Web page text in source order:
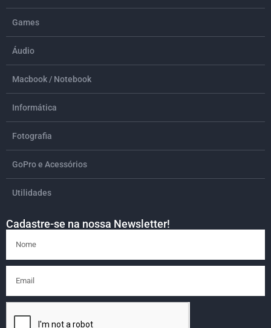
Games
Áudio
Macbook / Notebook
Informática
Fotografia
GoPro e Acessórios
Utilidades
Cadastre-se na nossa Newsletter!